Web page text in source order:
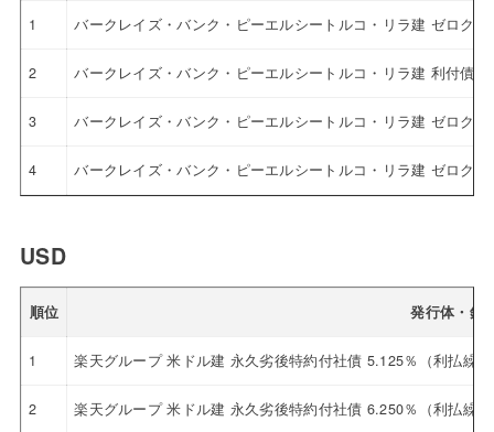
1 バークレイズ・バンク・ピーエルシートルコ・リラ建 ゼロクー
2 バークレイズ・バンク・ピーエルシートルコ・リラ建 利付債
3 バークレイズ・バンク・ピーエルシートルコ・リラ建 ゼロクー
4 バークレイズ・バンク・ピーエルシートルコ・リラ建 ゼロクー
USD
順位 発行体・銘
1 楽天グループ 米ドル建 永久劣後特約付社債 5.125％（利払繰
2 楽天グループ 米ドル建 永久劣後特約付社債 6.250％（利払繰